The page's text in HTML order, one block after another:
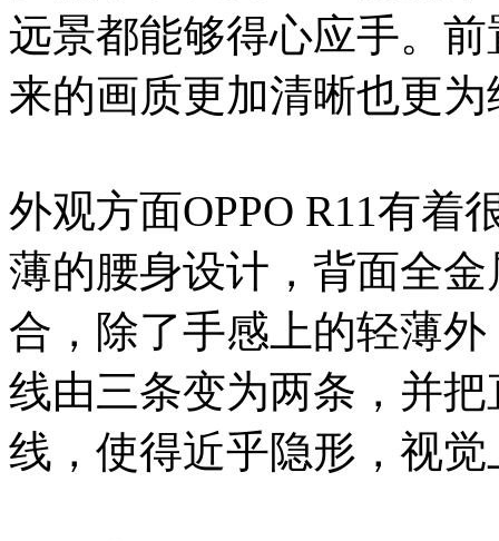
远景都能够得心应手。
来的画质更加清晰也更为
外观方面OPPO R11有着
薄的腰身设计，背面全
合，除了手感上的轻薄外
线由三条变为两条，并
线，使得近乎隐形，视